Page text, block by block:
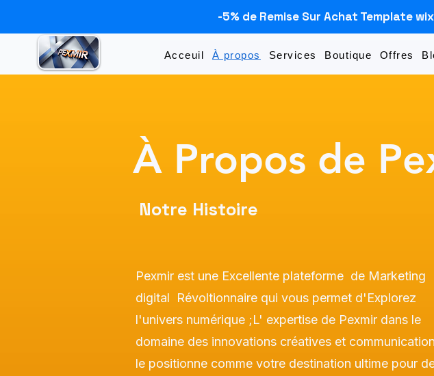
-5% de Remise Sur Achat Template
Acceuil À propos Services Boutique Offres
À Propos de
Notre Histoire
Pexmir est une Excellente plateforme de Marketing
digital Révoltionnaire qui vous permet d'Explorez
l'univers numérique ;L' expertise de Pexmir dans le
domaine des innovations créatives et
le positionne comme votre destination ultime pour